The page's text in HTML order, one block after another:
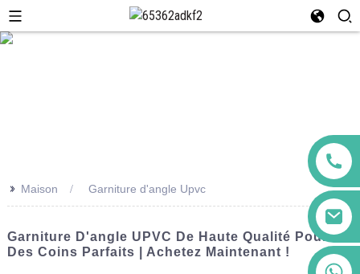
>> Maison Garniture d'angle Upvc
Garniture D'angle UPVC De Haute Qualité Pour
Des Coins Parfaits | Achetez Maintenant !